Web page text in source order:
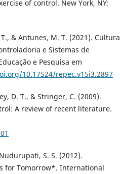
of control. New York, NY:
& Antunes, M. T. (2021). Cultura
e Sistemas de
e Pesquisa em
10.17524/repec.v15i3.2897
D. T., & Stringer, C. (2009).
A review of recent literature.
S. S. (2012).
for Tomorrow*. International